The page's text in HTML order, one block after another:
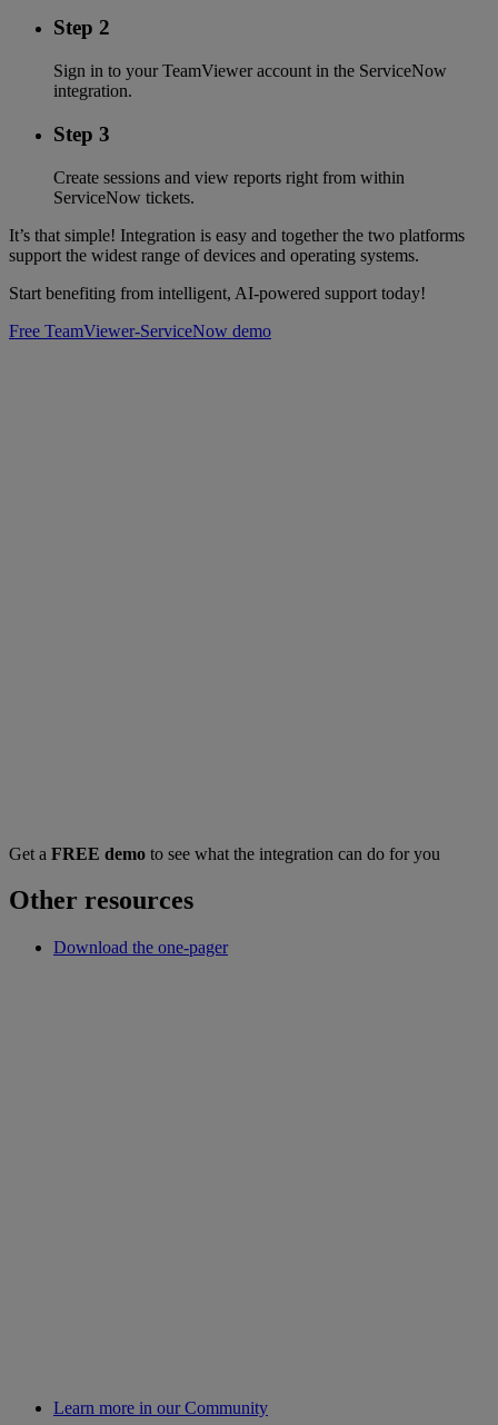
Step 2
Sign in to your TeamViewer account in the ServiceNow
integration.
Step 3
Create sessions and view reports right from within
ServiceNow tickets.
It’s that simple! Integration is easy and together the two platforms
support the widest range of devices and operating systems.
Start benefiting from intelligent, AI-powered support today!
Free TeamViewer-ServiceNow demo
Get a FREE demo to see what the integration can do for you
Other resources
Download the one-pager
Learn more in our Community